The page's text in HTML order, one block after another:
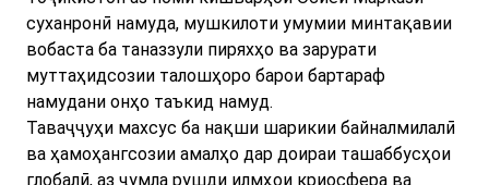
суханронӣ намуда, мушкилоти умумии минтақавии
вобаста ба таназзули пиряхҳо ва зарурати
муттаҳидсозии талошҳоро барои бартараф
намудани онҳо таъкид намуд.
Таваҷҷуҳи махсус ба нақши шарикии байналмилалӣ
ва ҳамоҳангсозии амалҳо дар доираи ташаббусҳои
глобалӣ, аз ҷумла рушди илмҳои криосфера ва